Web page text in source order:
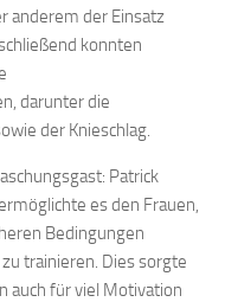
anderem der Einsatz
konnten
darunter die
der Knieschlag.
Patrick
es den Frauen,
Bedingungen
trainieren. Dies sorgte
auch für viel Motivation